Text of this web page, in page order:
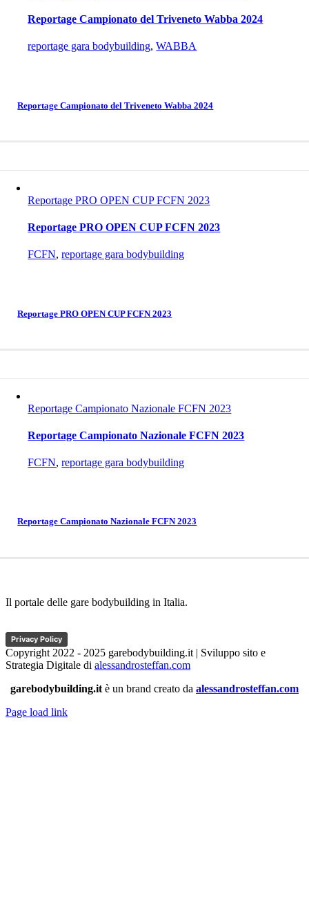
Reportage Campionato del Triveneto Wabba 2024
reportage gara bodybuilding,WABBA
Reportage Campionato del Triveneto Wabba 2024
Reportage PRO OPEN CUP FCFN 2023
Reportage PRO OPEN CUP FCFN 2023
FCFN,reportage gara bodybuilding
Reportage PRO OPEN CUP FCFN 2023
Reportage Campionato Nazionale FCFN 2023
Reportage Campionato Nazionale FCFN 2023
FCFN,reportage gara bodybuilding
Reportage Campionato Nazionale FCFN 2023
Il portale delle gare bodybuilding in Italia.
Privacy Policy
Copyright 2022 - 2025 garebodybuilding.it | Sviluppo sito e
Strategia Digitale di alessandrosteffan.com
garebodybuilding.it è un brand creato da alessandrosteffan.com
Page load link